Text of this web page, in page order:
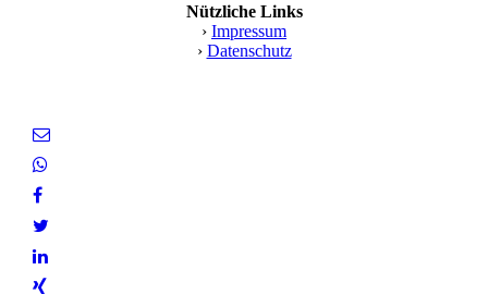
Nützliche Links
› Impressum
› Datenschutz